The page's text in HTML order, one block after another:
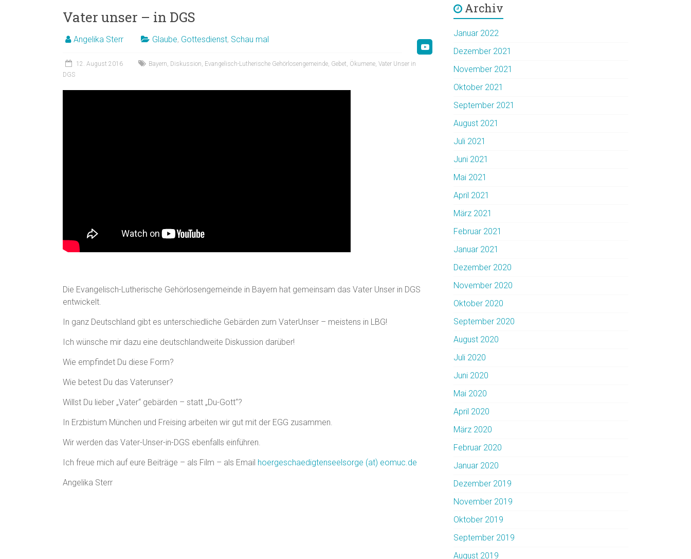
Vater unser – in DGS
Angelika Sterr Glaube, Gottesdienst, Schau mal
12. August 2016 Bayern, Diskussion, Evangelisch-Lutherische Gehörlosengemeinde, Gebet, Ökumene, Vater Unser in
DGS
Die Evangelisch-Lutherische Gehörlosengemeinde in Bayern hat gemeinsam das Vater Unser in DGS
entwickelt.
In ganz Deutschland gibt es unterschiedliche Gebärden zum VaterUnser – meistens in LBG!
Ich wünsche mir dazu eine deutschlandweite Diskussion darüber!
Wie empfindet Du diese Form?
Wie betest Du das Vaterunser?
Willst Du lieber „Vater“ gebärden – statt „Du-Gott“?
In Erzbistum München und Freising arbeiten wir gut mit der EGG zusammen.
Wir werden das Vater-Unser-in-DGS ebenfalls einführen.
Ich freue mich auf eure Beiträge – als Film – als Email hoergeschaedigtenseelsorge (at) eomuc.de
Angelika Sterr
Archiv
Januar 2022
Dezember 2021
November 2021
Oktober 2021
September 2021
August 2021
Juli 2021
Juni 2021
Mai 2021
April 2021
März 2021
Februar 2021
Januar 2021
Dezember 2020
November 2020
Oktober 2020
September 2020
August 2020
Juli 2020
Juni 2020
Mai 2020
April 2020
März 2020
Februar 2020
Januar 2020
Dezember 2019
November 2019
Oktober 2019
September 2019
August 2019